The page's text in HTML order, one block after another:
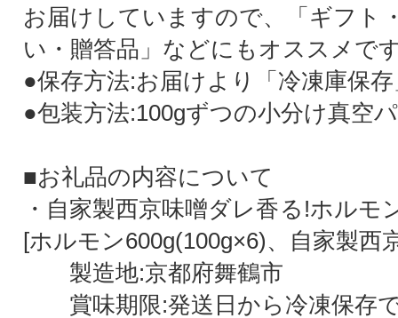
お届けしていますので、「ギフト
い・贈答品」などにもオススメで
●保存方法:お届けより「冷凍庫保
●包装方法:100gずつの小分け真空
■お礼品の内容について
・自家製西京味噌ダレ香る!ホルモ
[ホルモン600g(100g×6)、自家製西
製造地:京都府舞鶴市
賞味期限:発送日から冷凍保存